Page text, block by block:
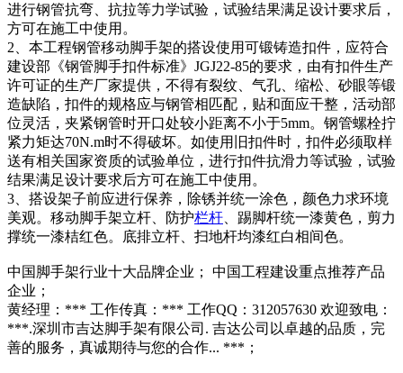
进行钢管抗弯、抗拉等力学试验，试验结果满足设计要求后，
方可在施工中使用。
2、本工程钢管移动脚手架的搭设使用可锻铸造扣件，应符合
建设部《钢管脚手扣件标准》JGJ22-85的要求，由有扣件生产
许可证的生产厂家提供，不得有裂纹、气孔、缩松、砂眼等锻
造缺陷，扣件的规格应与钢管相匹配，贴和面应干整，活动部
位灵活，夹紧钢管时开口处较小距离不小于5mm。钢管螺栓拧
紧力矩达70N.m时不得破坏。如使用旧扣件时，扣件必须取样
送有相关国家资质的试验单位，进行扣件抗滑力等试验，试验
结果满足设计要求后方可在施工中使用。
3、搭设架子前应进行保养，除锈并统一涂色，颜色力求环境
美观。移动脚手架立杆、防护栏杆 、踢脚杆统一漆黄色，剪力
撑统一漆桔红色。底排立杆、扫地杆均漆红白相间色。
中国脚手架行业十大品牌企业； 中国工程建设重点推荐产品
企业；
黄经理：*** 工作传真：*** 工作QQ：312057630 欢迎致电：
***.深圳市吉达脚手架有限公司. 吉达公司以卓越的品质，完
善的服务，真诚期待与您的合作... ***；